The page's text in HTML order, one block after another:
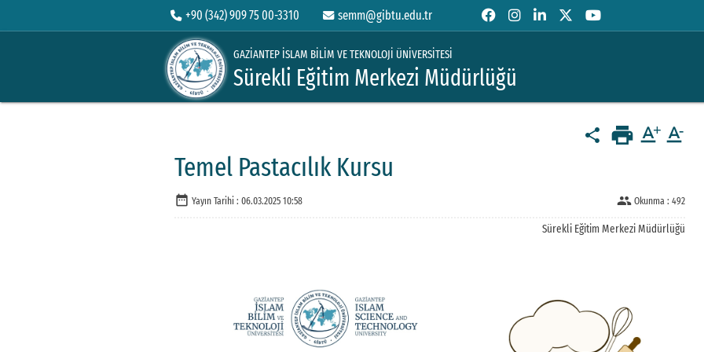
+90 (342) 909 75 00-3310 semm@gibtu.edu.tr
GAZİANTEP İSLAM BİLİM VE TEKNOLOJİ ÜNİVERSİTESİ
Sürekli Eğitim Merkezi Müdürlüğü
print text_format text_format
share
Temel Pastacılık Kursu
date_range Yayın Tarihi : 06.03.2025 10:58 people Okunma :492
Sürekli Eğitim Merkezi Müdürlüğü